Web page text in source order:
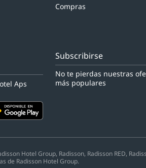
Compras
Aps
Subscribirse
No te pierdas nuestras
más populares
Hotel Group, Radisson, Radisson RED,
de Radisson Hotel Group.